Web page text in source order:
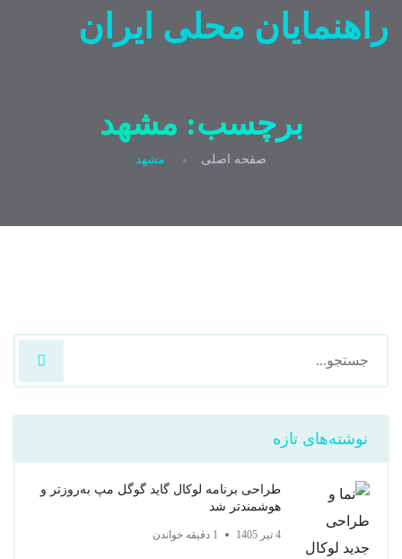
راهنمایان محلی ایران
برچسب: مشهد
صفحه اصلی مشهد
نوشته‌های تازه
طراحی برنامه لوکال گاید گوگل مپ به‌روزتر و
هوشمندتر شد
4 تیر 1405 1 دقیقه خواندن